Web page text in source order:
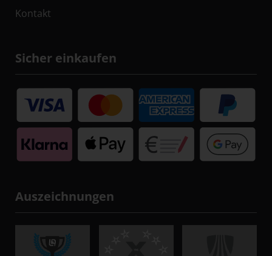
Kontakt
Sicher einkaufen
Auszeichnungen